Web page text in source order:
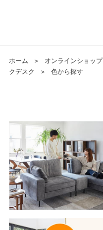
ホーム ＞ オンラインショップ
クデスク
＞ 色から探す